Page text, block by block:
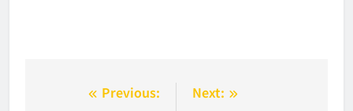
Navegación
Previous:
Next: